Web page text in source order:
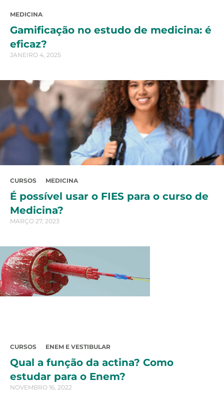
MEDICINA
Gamificação no estudo de medicina: é
eficaz?
JANEIRO 4, 2025
CURSOS MEDICINA
É possível usar o FIES para o curso de
Medicina?
MARÇO 27, 2023
CURSOS ENEM E VESTIBULAR
Qual a função da actina? Como
estudar para o Enem?
NOVEMBRO 16, 2022